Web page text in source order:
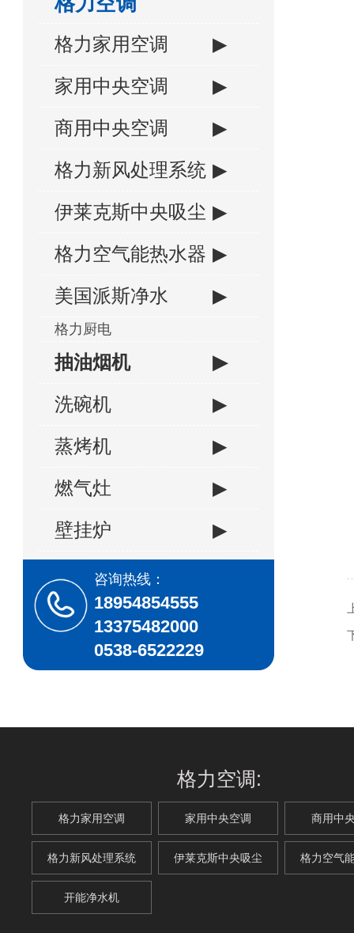
格力家用空调
▶
家用中央空调
▶
商用中央空调
▶
格力新风处理系统 ▶
伊莱克斯中央吸尘 ▶
格力空气能热水器 ▶
美国派斯净水
▶
格力厨电
抽油烟机
▶
洗碗机
▶
蒸烤机
▶
燃气灶
▶
壁挂炉
▶
咨询热线：
18954854555
13375482000
0538-6522229
格力空调:
格力家用空调 家用中央空调 商用中
格力新风处理系统 伊莱克斯中央吸尘 格力空气
开能净水机